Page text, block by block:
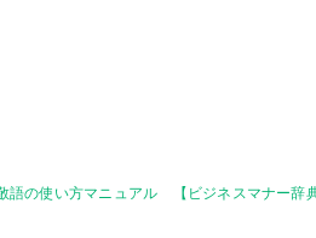
語の使い方マニュアル 【ビジネスマナー辞